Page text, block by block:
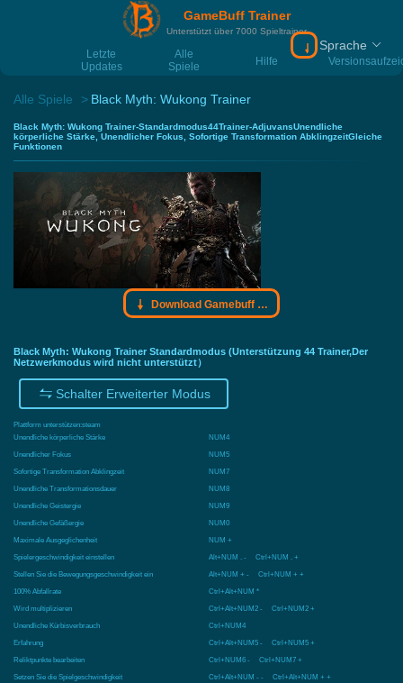
GameBuff Trainer
Unterstützt über 7000 Spieltrainer
Letzte
Updates
Alle
Spiele
Hilfe
Download
Sprache
Alle Spiele Black Myth: Wukong Trainer
Black Myth: Wukong Trainer-Standardmodus44Trainer-AdjuvansUnendliche
körperliche Stärke, Unendlicher Fokus, Sofortige Transformation AbklingzeitGleiche
Funktionen
Download Gamebuff Trainer
Black Myth: Wukong Trainer Standardmodus (Unterstützung 44 Trainer,Der
Netzwerkmodus wird nicht unterstützt）
Schalter Erweiterter Modus
Plattform unterstützen:steam
Unendliche körperliche Stärke
NUM4
Unendlicher Fokus
NUM5
Sofortige Transformation Abklingzeit
NUM7
Unendliche Transformationsdauer
NUM8
Unendliche Geistergie
NUM9
Unendliche Gefäßergie
NUM0
Maximale Ausgeglichenheit
NUM +
Spielergeschwindigkeit einstellen
Alt+NUM . - Ctrl+NUM . +
Stellen Sie die Bewegungsgeschwindigkeit ein
Alt+NUM + - Ctrl+NUM + +
100% Abfallrate
Ctrl+Alt+NUM *
Wird multiplizieren
Ctrl+Alt+NUM2 - Ctrl+NUM2 +
Unendliche Kürbisverbrauch
Ctrl+NUM4
Erfahrung
Ctrl+Alt+NUM5 - Ctrl+NUM5 +
Reliktpunkte bearbeiten
Ctrl+NUM6 - Ctrl+NUM7 +
Setzen Sie die Spielgeschwindigkeit
Ctrl+Alt+NUM - - Ctrl+Alt+NUM + +